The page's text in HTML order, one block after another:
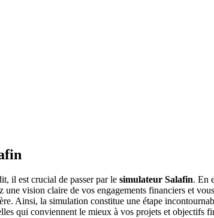
il est crucial de passer par le simulateur Salafin. En
vision claire de vos engagements financiers et
Ainsi, la simulation constitue une étape
qui conviennent le mieux à vos projets et objectifs